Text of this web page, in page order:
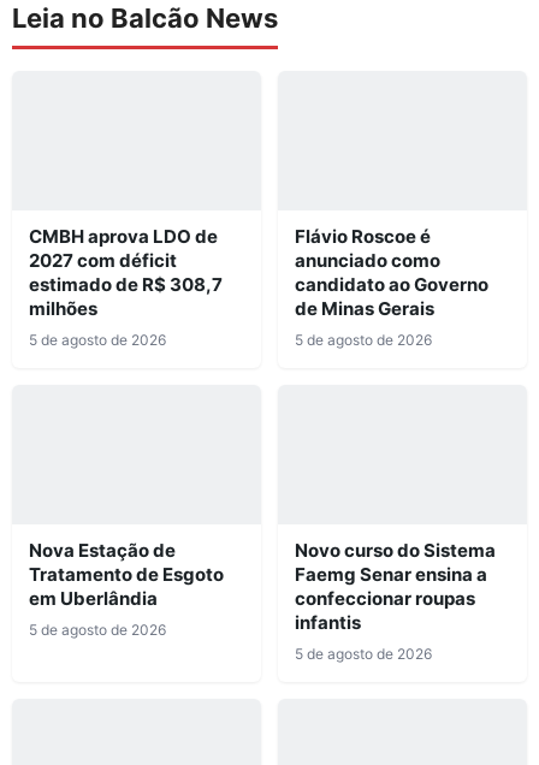
Leia no Balcão News
CMBH aprova LDO de
2027 com déficit
estimado de R$ 308,7
milhões
5 de agosto de 2026
Flávio Roscoe é
anunciado como
candidato ao Governo
de Minas Gerais
5 de agosto de 2026
Nova Estação de
Tratamento de Esgoto
em Uberlândia
5 de agosto de 2026
Novo curso do Sistema
Faemg Senar ensina a
confeccionar roupas
infantis
5 de agosto de 2026